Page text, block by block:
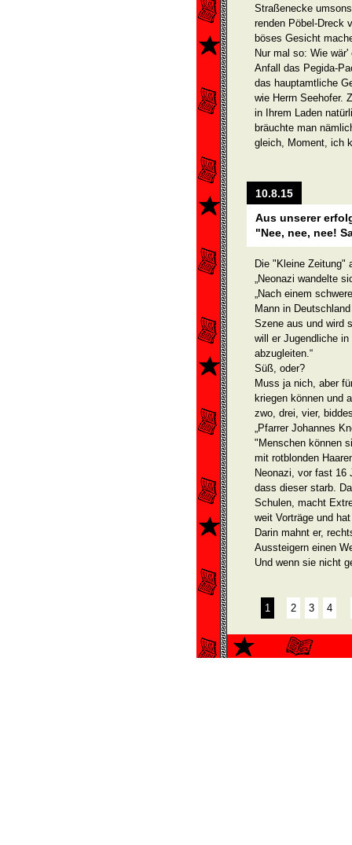
Straßenecke
renden Pöbel-Dreck
böses Gesicht
Nur mal so: Wie
Anfall das Pegida-
das hauptamtliche
wie Herrn Seehofer.
in Ihrem Laden
bräuchte man
gleich, Moment, ich
10.8.15
Aus unserer
"Nee, nee, nee!
Die "Kleine Zeitung"
„Neonazi wandelte
„Nach einem
Mann in
Szene aus und wird
will er Jugendliche
abzugleiten.“
Süß, oder?
Muss ja nich, aber
kriegen können und
zwo, drei, vier,
„Pfarrer Johannes
"Menschen können
mit rotblonden
Neonazi, vor fast 16
dass dieser starb.
Schulen, macht
weit Vorträge und
Darin mahnt er,
Aussteigern einen
Und wenn sie nicht
1 2 3 4